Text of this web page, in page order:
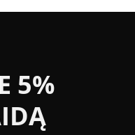
519.20 €
5%